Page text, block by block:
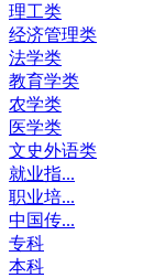
理工类
经济管理类
法学类
教育学类
农学类
医学类
文史外语类
就业指...
职业培...
中国传...
专科
本科